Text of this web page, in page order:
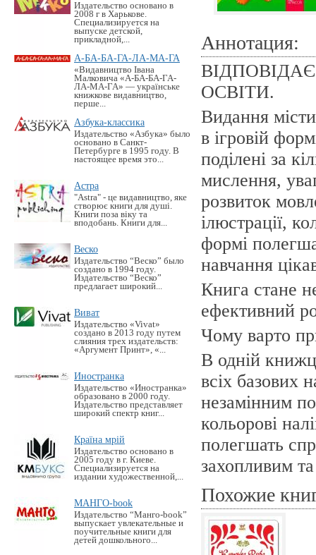
Издательство основано в
2008 г в Харькове.
Специализируется на
выпуске детской,
прикладной,...
А-БА-БА-ГА-ЛА-МА-ГА
«Видавництво Івана
Малковича «А-БА-БА-ГА-
ЛА-МА-ГА» — українське
книжкове видавництво,
перше...
Азбука-классика
Издательство «Азбука» было
основано в Санкт-
Петербурге в 1995 году. В
настоящее время это...
Астра
"Astra" - це видавництво, яке
створює книги для душі.
Книги поза віку та
вподобань. Книги для...
Веско
Издательство “Веско” было
создано в 1994 году.
Издательство “Веско”
предлагает широкий...
Виват
Издательство «Vivat»
создано в 2013 году путем
слияния трех издательств:
«Аргумент Принт», «...
Иностранка
Издательство «Иностранка»
образовано в 2000 году.
Издательство представляет
широкий спектр книг...
Країна мрій
Издательство основано в
2005 году в г. Киеве.
Специализируется на
издании художественной,...
МАНГО-book
Издательство “Манго-book”
выпускает увлекательные и
поучительные книги для
детей дошкольного...
Аннотация:
ОСВІТИ.
Видання
в ігровій
поділені за
мислення,
розвиток
ілюстрації,
формі
навчання
Книга стане
ефективний
Чому варто
В одній
всіх базових
незамінним
кольорові
полегшать
захопливим
Похожие